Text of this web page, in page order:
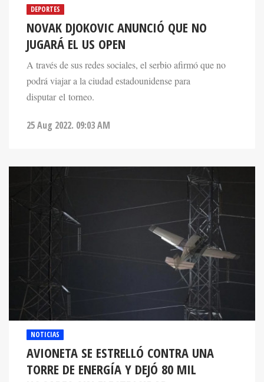
NOVAK DJOKOVIC ANUNCIÓ QUE NO
JUGARÁ EL US OPEN
A través de sus redes sociales, el serbio afirmó que no
podrá viajar a la ciudad estadounidense para
disputar el torneo.
NOTICIAS
AVIONETA SE ESTRELLÓ CONTRA UNA
TORRE DE ENERGÍA Y DEJÓ 80 MIL
HOGARES SIN ELECTRICIDAD